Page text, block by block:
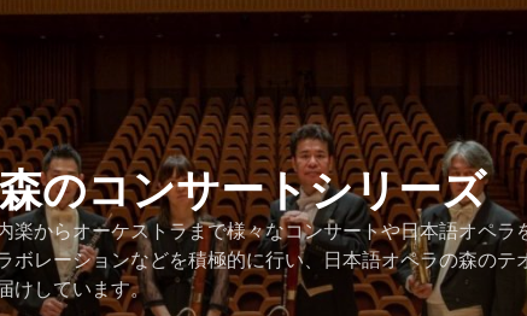
のコンサートシリーズ
楽からオーケストラまで様々なコンサートや日本語オペラ
ボレーションなどを積極的に行い、日本語オペラの森のテ
けしています。